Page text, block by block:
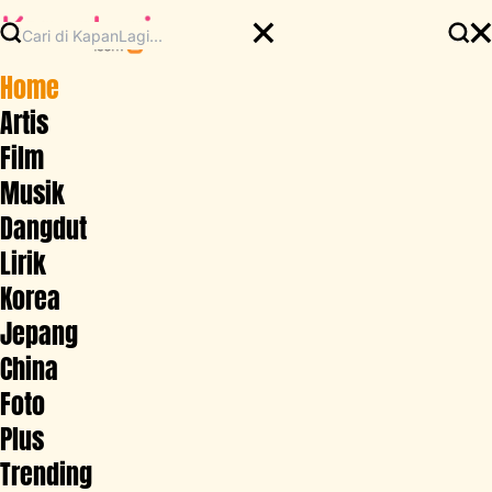
Home
Artis
Film
Musik
Dangdut
Lirik
Korea
Jepang
China
Foto
Plus
Trending